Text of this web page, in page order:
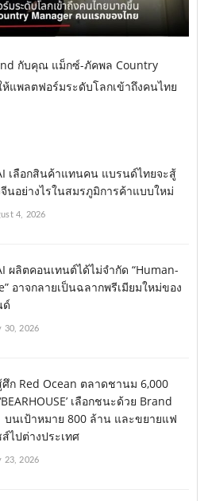
กับคุณ แม็กซ์-ภัคพล Country
แพลตฟอร์มระดับโลกเข้าถึงคนไทย
เลือกสินค้าแทนคน แบรนด์ไทยจะสู้
นอย่างไรในสมรภูมิการค้าแบบใหม่
4, 2026
ผลิตคอนเทนต์ได้ไม่จำกัด “Human-
อาจกลายเป็นฉลากพรีเมียมใหม่ของ
ด์
30, 2026
ก Red Ocean ตลาดชานม 6,000
เลือกชนะด้วย Brand
บนเป้าหมาย 800 ล้าน และขยายแฟ
ไปต่างประเทศ
23, 2026